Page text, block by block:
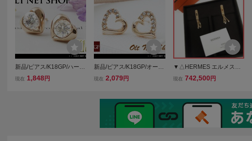
新品/ピアス/K18GP/ハー
ト/一粒/ダイヤ/レディース/
現在 1,848円
新品/ピアス/K18GP/オープ
ンハート/ダイヤ/レディー
小ぶり/女性/CZ/PG
現在 2,079円
▼△HERMES エルメス
《ケリー・ガヴロッシュ》
現在 742,500円